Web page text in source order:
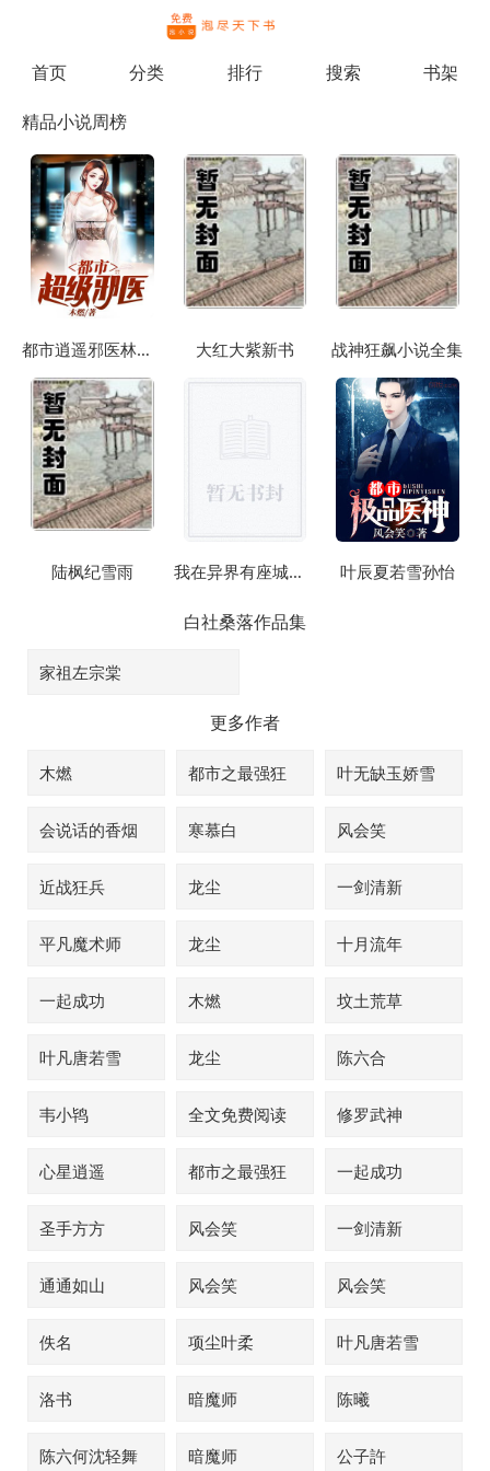
首页
分类 排行 搜索 书架
精品小说周榜
都市逍遥邪医林辰苏夕然 大红大紫新书 战神狂飙小说全集
陆枫纪雪雨 我在异界有座城我在异界建个城 叶辰夏若雪孙怡
白社桑落作品集
家祖左宗棠
更多作者
木燃
都市之最强狂
叶无缺玉娇雪
会说话的香烟 寒慕白 风会笑
近战狂兵 龙尘 一剑清新
平凡魔术师 龙尘 十月流年
一起成功 木燃 坟土荒草
叶凡唐若雪 龙尘 陈六合
韦小鸨 全文免费阅读 修罗武神
心星逍遥
都市之最强狂
一起成功
圣手方方 风会笑 一剑清新
通通如山 风会笑 风会笑
佚名 项尘叶柔 叶凡唐若雪
洛书 暗魔师 陈曦
陈六何沈轻舞 暗魔师 公子許